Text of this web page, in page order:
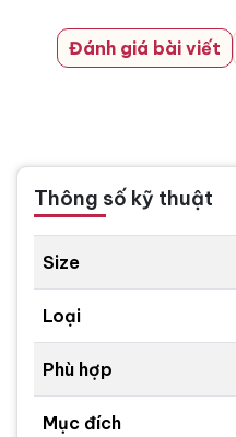
Đánh giá bài viết
Thông số kỹ thuật
Size
Loại
Phù hợp
Mục đích